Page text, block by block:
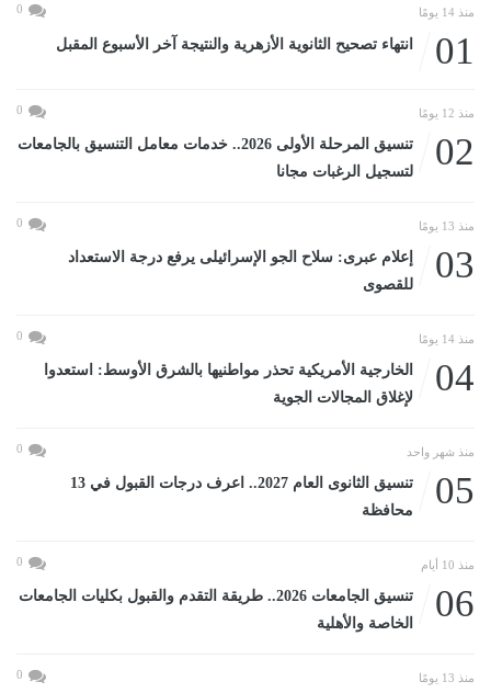
منذ 14 يومًا 0
01 انتهاء تصحيح الثانوية الأزهرية والنتيجة آخر الأسبوع المقبل
منذ 12 يومًا 0
02
تنسيق المرحلة الأولى 2026.. خدمات معامل التنسيق بالجامعات
لتسجيل الرغبات مجانا
منذ 13 يومًا 0
03
إعلام عبرى: سلاح الجو الإسرائيلى يرفع درجة الاستعداد
للقصوى
منذ 14 يومًا 0
04
الخارجية الأمريكية تحذر مواطنيها بالشرق الأوسط: استعدوا
لإغلاق المجالات الجوية
منذ شهر واحد 0
05
تنسيق الثانوى العام 2027.. اعرف درجات القبول في 13
محافظة
منذ 10 أيام 0
06
تنسيق الجامعات 2026.. طريقة التقدم والقبول بكليات الجامعات
الخاصة والأهلية
منذ 13 يومًا 0